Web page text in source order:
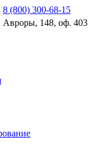
8 (800) 300-68-15
Авроры, 148, оф. 403